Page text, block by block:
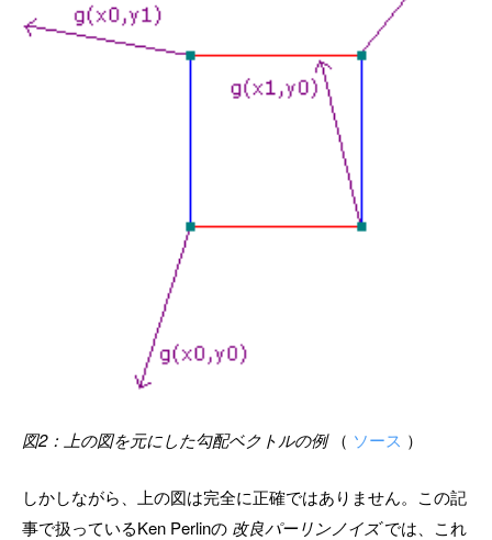
図2：上の図を元にした勾配ベクトルの例（ ソース ）
しかしながら、上の図は完全に正確ではありません。この記
事で扱っているKen Perlinの 改良パーリンノイズでは、これ